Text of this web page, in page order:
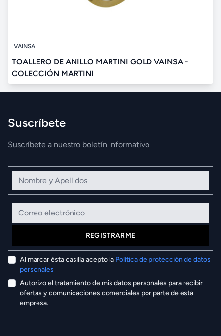
VAINSA
TOALLERO DE ANILLO MARTINI GOLD VAINSA -
COLECCIÓN MARTINI
Suscríbete
Suscríbete a nuestro boletín informativo
Nombre y Apellidos
Correo electrónico
REGISTRARME
Al marcar ésta casilla acepto la Política de protección de datos
personales
Autorizo el tratamiento de mis datos personales para recibir
ofertas y comunicaciones comerciales por parte de esta
empresa.